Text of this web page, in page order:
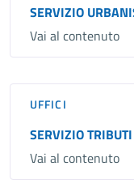
SERVIZIO
Vai al contenuto
UFFICI
SERVIZIO TRIBUTI
Vai al contenuto